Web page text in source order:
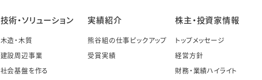
技術・ソリューション
木造・木質
建設周辺事業
社会基盤を作る
実績紹介
熊谷組の仕事ピックアップ
受賞実績
株主・投資家情報
トップメッセージ
経営方針
財務・業績ハイライト